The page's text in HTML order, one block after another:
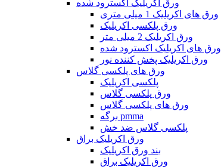
ورق اکریلیک اکسترود شده
ورق های اکریلیک 1 میلی متری
ورق پلکسی اکریلیک
ورق اکریلیک 2 میلی متر
ورق های اکریلیک اکسترود شده
ورق اکریلیک پخش کننده نور
ورق های پلکسی گلاس
پلکسی اکریلیک
ورق پلکسی گلاس
ورق های پلکسی گلاس
برگه pmma
پلکسی گلاس ضد خش
ورق اکریلیک براق
بند ورق اکریلیک
ورق اکریلیک براق